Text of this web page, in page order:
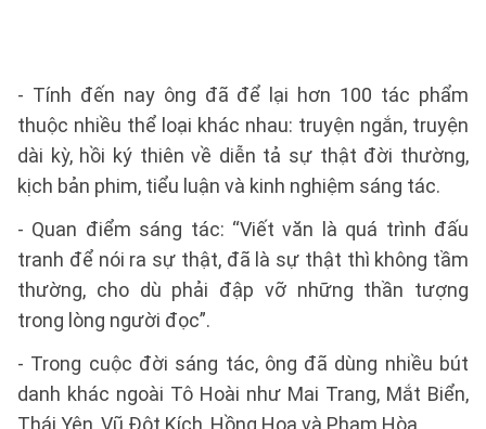
- Tính đến nay ông đã để lại hơn 100 tác phẩm
thuộc nhiều thể loại khác nhau: truyện ngắn, truyện
dài kỳ, hồi ký thiên về diễn tả sự thật đời thường,
kịch bản phim, tiểu luận và kinh nghiệm sáng tác.
- Quan điểm sáng tác: “Viết văn là quá trình đấu
tranh để nói ra sự thật, đã là sự thật thì không tầm
thường, cho dù phải đập vỡ những thần tượng
trong lòng người đọc”.
- Trong cuộc đời sáng tác, ông đã dùng nhiều bút
danh khác ngoài Tô Hoài như Mai Trang, Mắt Biển,
Thái Yên, Vũ Đột Kích, Hồng Hoa và Phạm Hòa.